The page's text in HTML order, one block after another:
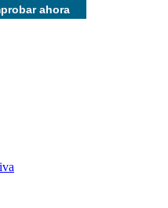
ahora
ahora